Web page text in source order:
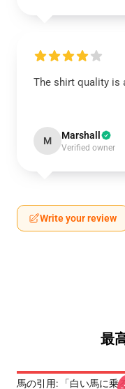
The shirt quality is
M Marshall
Verified owner
Write your review
最
馬の引用: 「白い馬に乗